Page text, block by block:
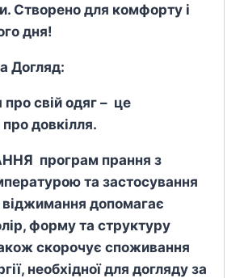
Створено для комфорту і
дня!
Догляд:
про свій одяг – це
довкілля.
програм прання з
та застосування
віджимання допомагає
форму та структуру
скорочує споживання
необхідної для догляду за